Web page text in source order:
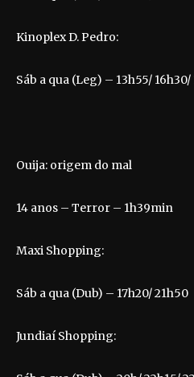
Kinoplex D. Pedro:
Sáb a qua (Leg) – 13h55/
Ouija: origem do mal
14 anos – Terror – 1h39min
Maxi Shopping:
Sáb a qua (Dub) – 17h20/ 21h50
Jundiaí Shopping: